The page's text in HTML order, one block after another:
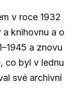
v roce 1932
knihovnu a o
a znovu
co byl v lednu
své archivní